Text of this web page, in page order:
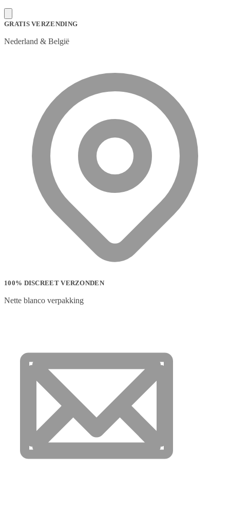
GRATIS VERZENDING
Nederland & België
100% DISCREET VERZONDEN
Nette blanco verpakking